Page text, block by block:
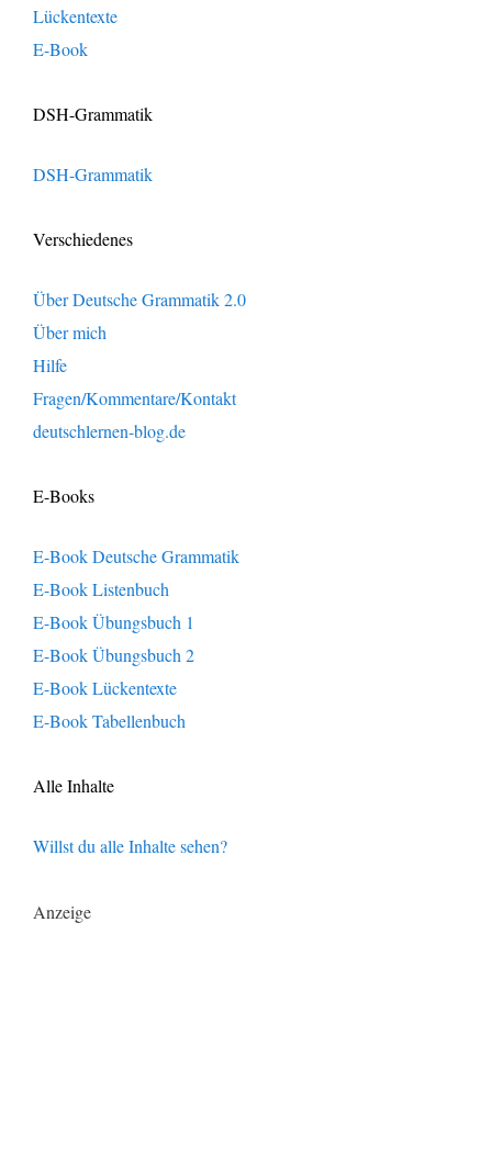
Lückentexte
E-Book
DSH-Grammatik
DSH-Grammatik
Verschiedenes
Über Deutsche Grammatik 2.0
Über mich
Hilfe
Fragen/Kommentare/Kontakt
deutschlernen-blog.de
E-Books
E-Book Deutsche Grammatik
E-Book Listenbuch
E-Book Übungsbuch 1
E-Book Übungsbuch 2
E-Book Lückentexte
E-Book Tabellenbuch
Alle Inhalte
Willst du alle Inhalte sehen?
Anzeige